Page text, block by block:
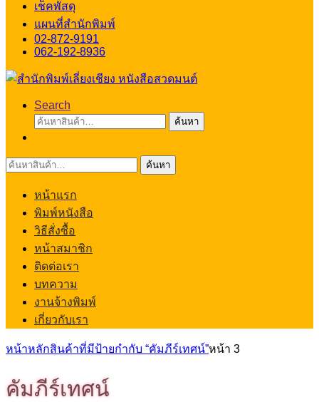
เช็คพัสดุ
แผนที่สำนักพิมพ์
02-872-9191
062-192-8936
Search
ค้นหา:
ค้นหา
ค้นหา: ค้นหา
หน้าแรก
พิมพ์หนังสือ
วิธีสั่งซื้อ
หน้าสมาชิก
ติดต่อเรา
บทความ
งานจ้างพิมพ์
เกี่ยวกับเรา
หน้าหลักสินค้าที่มีป้ายกำกับ “คัมภีร์เทศน์”หน้า 3
คัมภีร์เทศน์